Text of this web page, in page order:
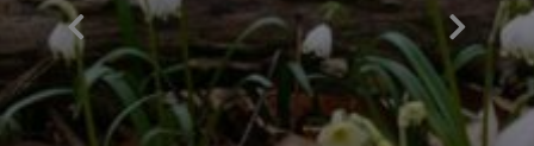
Aktuelles
Verwaltungsgemeinschaft